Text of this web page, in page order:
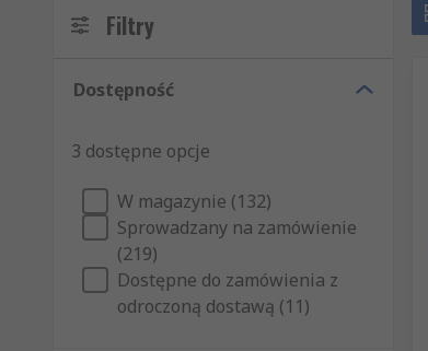
Filtry
Dostępność
3 dostępne opcje
W magazynie (132)
Sprowadzany na zamówienie
(219)
Dostępne do zamówienia z
odroczoną dostawą (11)